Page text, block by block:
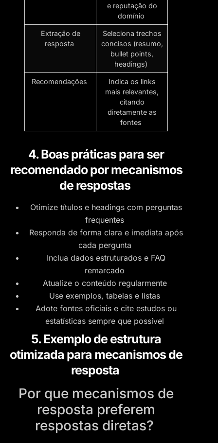
e reputação do
domínio
Extração de
resposta
Seleciona trechos
concisos (resumo,
bullet points,
headings)
Recomendações
Indica os links
mais relevantes,
citando
diretamente as
fontes
4. Boas práticas para ser
recomendado por mecanismos
de respostas
Otimize títulos e headings com perguntas
frequentes
Responda de forma clara e imediata após
cada pergunta
Inclua dados estruturados e FAQ
remarcado
Atualize o conteúdo regularmente
Use exemplos, tabelas e listas
Adote fontes oficiais e cite estudos ou
estatísticas sempre que possível
5. Exemplo de estrutura
otimizada para mecanismos de
resposta
Por que mecanismos de
resposta preferem
respostas diretas?